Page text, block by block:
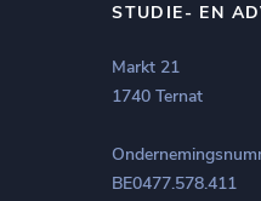
STUDIE- EN
Markt 21
1740 Ternat
BE0477.578.411